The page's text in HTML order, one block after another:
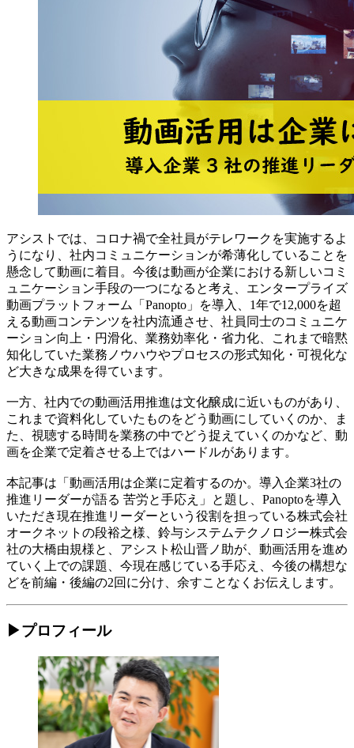
アシストでは、コロナ禍で全社員がテレワークを実施するよ
うになり、社内コミュニケーションが希薄化していることを
懸念して動画に着目。今後は動画が企業における新しいコミ
ュニケーション手段の一つになると考え、エンタープライズ
動画プラットフォーム「Panopto」を導入、1年で12,000を超
える動画コンテンツを社内流通させ、社員同士のコミュニケ
ーション向上・円滑化、業務効率化・省力化、これまで暗黙
知化していた業務ノウハウやプロセスの形式知化・可視化な
ど大きな成果を得ています。
一方、社内での動画活用推進は文化醸成に近いものがあり、
これまで資料化していたものをどう動画にしていくのか、ま
た、視聴する時間を業務の中でどう捉えていくのかなど、動
画を企業で定着させる上ではハードルがあります。
本記事は「動画活用は企業に定着するのか。導入企業3社の
推進リーダーが語る 苦労と手応え」と題し、Panoptoを導入
いただき現在推進リーダーという役割を担っている株式会社
オークネットの段裕之様、鈴与システムテクノロジー株式会
社の大橋由規様と、アシスト松山晋ノ助が、動画活用を進め
ていく上での課題、今現在感じている手応え、今後の構想な
どを前編・後編の2回に分け、余すことなくお伝えします。
▶プロフィール